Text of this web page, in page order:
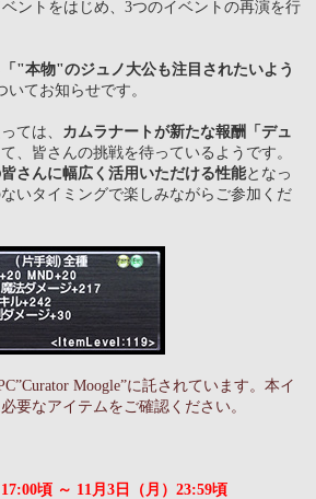
ントをはじめ、3つのイベントの再演を行
「"本物"のジュノ大公も注目されたいよう
いてお知らせです。
ては、 カムラナートが新たな報酬「デュ
て、皆さんの挑戦を待っているようです。
さんに幅広く活用いただける性能となっ
いタイミングで楽しみながらご参加くだ
Moogle”に託されています。本イ
要なアイテムをご確認ください。
頃 ～ 11月3日（月）23:59頃